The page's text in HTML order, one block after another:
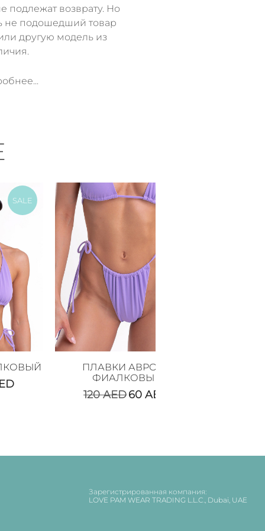
подлежат возврату. Но
не подошедший товар
другую модель из
SALE
ПЛАВКИ АВРОРА
ФИАЛКОВЫЕ
120AED60AED
Зарегистрированная компания:
LOVE PAM WEAR TRADING L.L.C., Dubai, UAE